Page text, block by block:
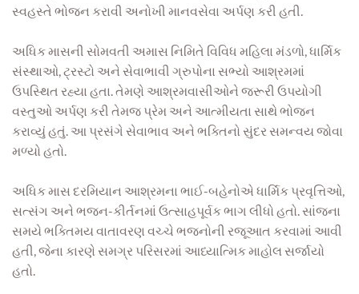
સ્વહસ્તે ભોજન કરાવી અનોખી માનવસેવા અર્પણ કરી હતી.
અધિક માસની સોમવતી અમાસ નિમિતે વિવિધ મહિલા મંડળો, ધાર્મિક
સંસ્થાઓ, ટ્રસ્ટો અને સેવાભાવી ગ્રુપોના સભ્યો આશ્રમમાં
ઉપસ્થિત રહ્યા હતા. તેમણે આશ્રમવાસીઓને જરૂરી ઉપયોગી
વસ્તુઓ અર્પણ કરી તેમજ પ્રેમ અને આત્મીયતા સાથે ભોજન
કરાવ્યું હતું. આ પ્રસંગે સેવાભાવ અને ભક્તિનો સુંદર સમન્વય જોવા
મળ્યો હતો.
અધિક માસ દરમિયાન આશ્રમના ભાઈ-બહેનોએ ધાર્મિક પ્રવૃત્તિઓ,
સત્સંગ અને ભજન-કીર્તનમાં ઉત્સાહપૂર્વક ભાગ લીધો હતો. સાંજના
સમયે ભક્તિમય વાતાવરણ વચ્ચે ભજનોની રજૂઆત કરવામાં આવી
હતી, જેના કારણે સમગ્ર પરિસરમાં આધ્યાત્મિક માહોલ સર્જાયો
હતો.